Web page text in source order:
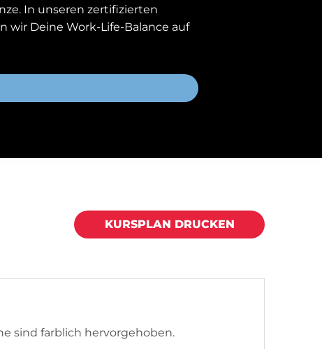
In unseren zertifizierten
wir Deine Work-Life-Balance auf
KURSPLAN DRUCKEN
sind farblich hervorgehoben.